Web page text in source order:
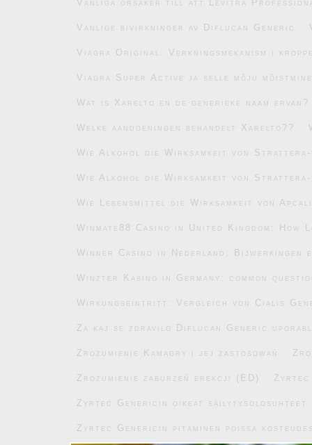
Vanliga orsaker till att Levitra
Vanlige bivirkninger av Diflucan Generic
Viagra Original: Verkningsmekanism i
Viagra Super Active ja selle mõju mõistmine
Wat is Xarelto en de generieke naam ervan?
Welke aandoeningen behandelt Xarelto??
Wie Alkohol die Wirksamkeit von Strattera-
Wie Alkohol die Wirksamkeit von Strattera-
Wie Lebensmittel die Wirksamkeit von
Winmate88 Casino in United Kingdom:
Winner Casino in Nederland: Bijwerkingen
Winzter Kasino in Germany: common
Wirkungseintritt: Vergleich von Cialis
Za kaj se zdravilo Diflucan Generic
Zrozumienie Kamagry i jej zastosowań
Zrozumienie zaburzeń erekcji (ED) Zyrtec
Zyrtec Genericin oikeat säilytysolosuhteet
Zyrtec Genericin pitäminen poissa